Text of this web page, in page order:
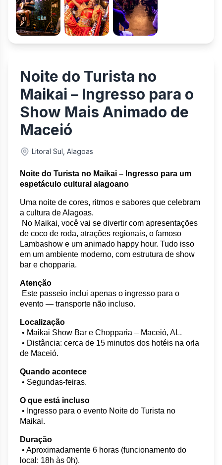
Noite do Turista no
Maikai – Ingresso para o
Show Mais Animado de
Maceió
Litoral Sul, Alagoas
Noite do Turista no Maikai – Ingresso para um
espetáculo cultural alagoano
Uma noite de cores, ritmos e sabores que celebram
a cultura de Alagoas.
de coco de roda, atrações regionais, o famoso
Lambashow e um animado happy hour. Tudo isso
em um ambiente moderno, com estrutura de show
bar e chopparia.
Atenção
evento — transporte não incluso.
Localização
• Maikai Show Bar e Chopparia – Maceió, AL.
de Maceió.
Quando acontece
• Segundas-feiras.
O que está incluso
Maikai.
Duração
local: 18h às 0h).